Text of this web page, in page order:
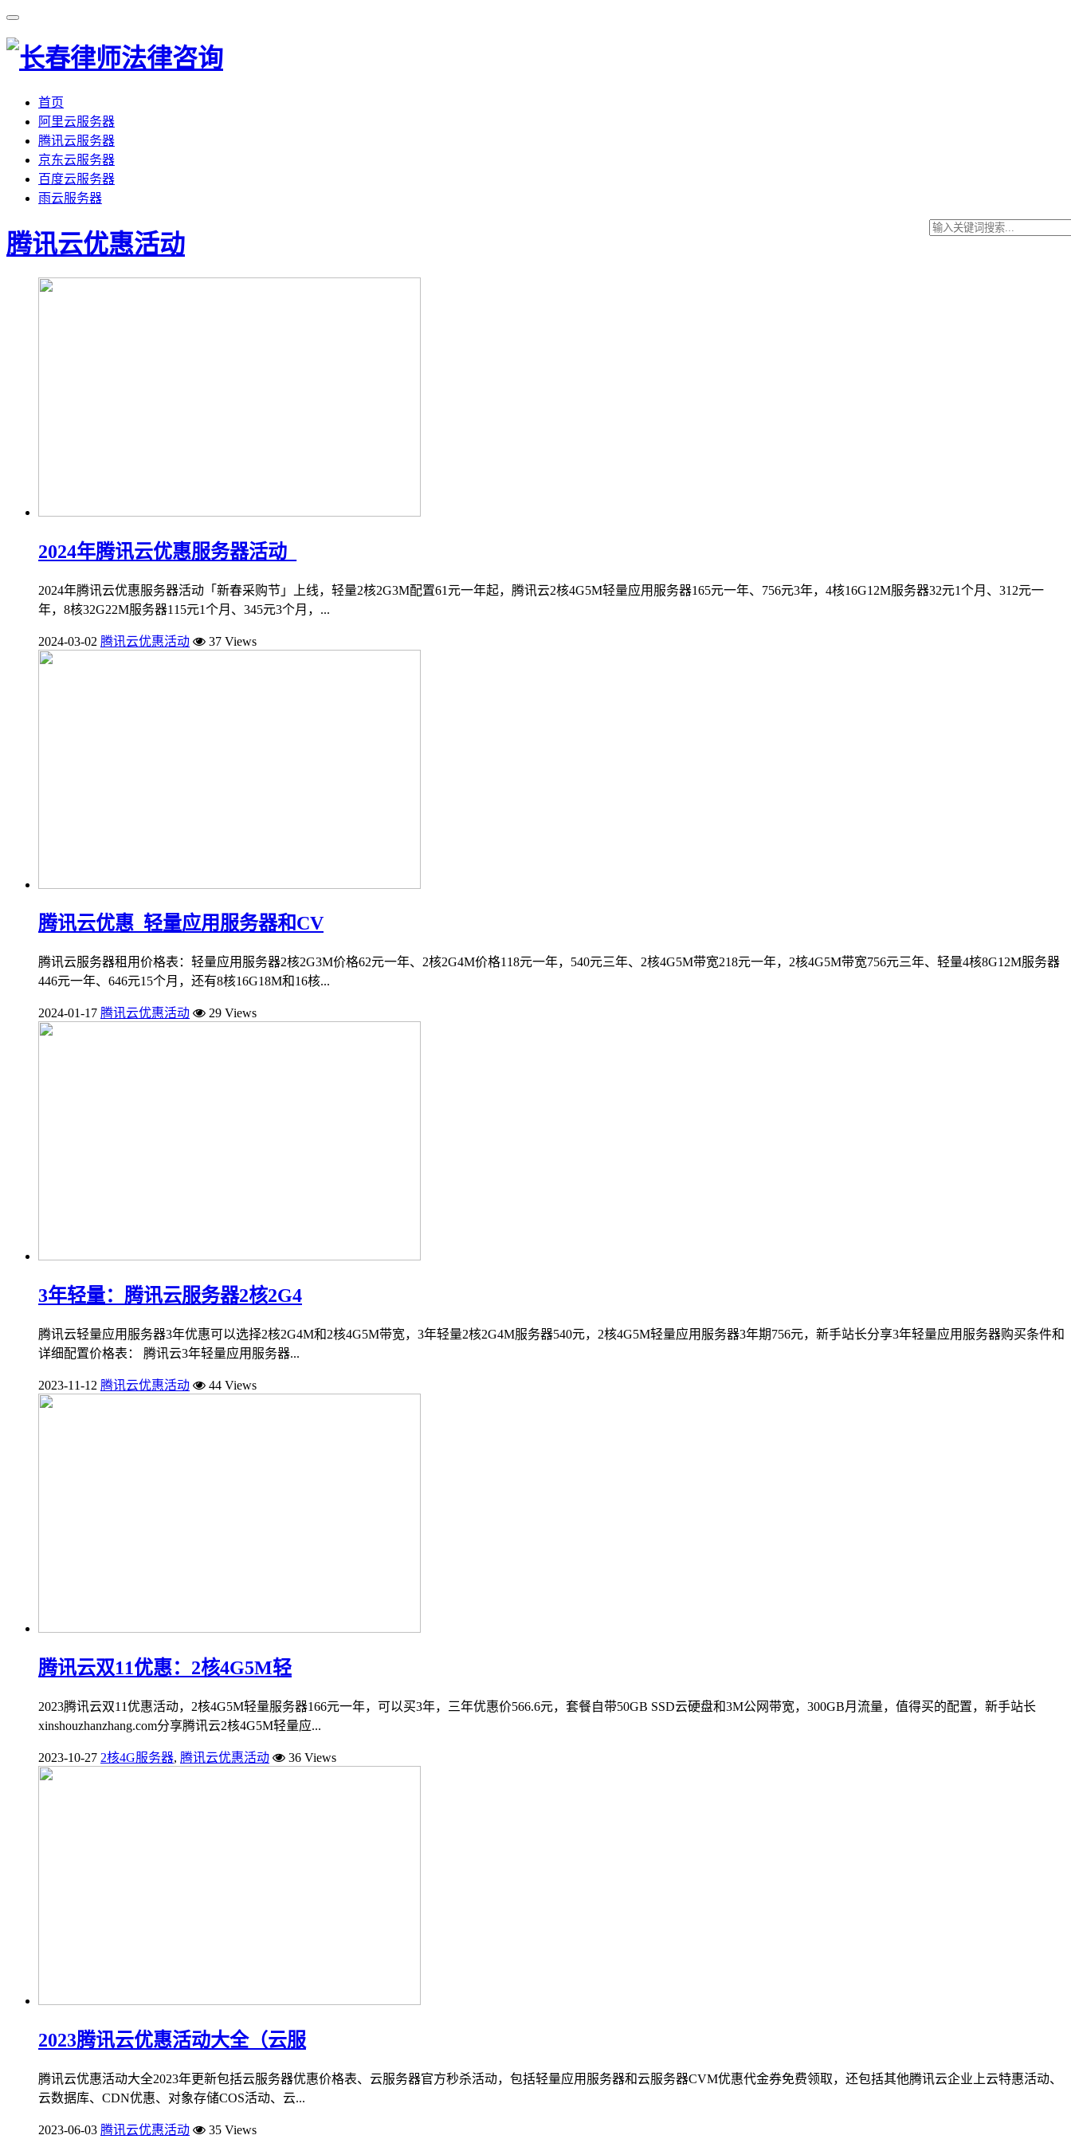
首页
阿里云服务器
腾讯云服务器
京东云服务器
百度云服务器
雨云服务器
腾讯云优惠活动
2024年腾讯云优惠服务器活动_
2024年腾讯云优惠服务器活动「新春采购节」上线，轻量2核2G3M配置61元一年起，腾讯云2核4G5M轻量应用服务器165元一年、756元3年，4核16G12M服务器32元1个月、312元一
年，8核32G22M服务器115元1个月、345元3个月，...
2024-03-02 腾讯云优惠活动 37 Views
腾讯云优惠_轻量应用服务器和CV
腾讯云服务器租用价格表：轻量应用服务器2核2G3M价格62元一年、2核2G4M价格118元一年，540元三年、2核4G5M带宽218元一年，2核4G5M带宽756元三年、轻量4核8G12M服务器
446元一年、646元15个月，还有8核16G18M和16核...
2024-01-17 腾讯云优惠活动 29 Views
3年轻量：腾讯云服务器2核2G4
腾讯云轻量应用服务器3年优惠可以选择2核2G4M和2核4G5M带宽，3年轻量2核2G4M服务器540元，2核4G5M轻量应用服务器3年期756元，新手站长分享3年轻量应用服务器购买条件和
详细配置价格表： 腾讯云3年轻量应用服务器...
2023-11-12 腾讯云优惠活动 44 Views
腾讯云双11优惠：2核4G5M轻
2023腾讯云双11优惠活动，2核4G5M轻量服务器166元一年，可以买3年，三年优惠价566.6元，套餐自带50GB SSD云硬盘和3M公网带宽，300GB月流量，值得买的配置，新手站长
xinshouzhanzhang.com分享腾讯云2核4G5M轻量应...
2023-10-27 2核4G服务器, 腾讯云优惠活动 36 Views
2023腾讯云优惠活动大全（云服
腾讯云优惠活动大全2023年更新包括云服务器优惠价格表、云服务器官方秒杀活动，包括轻量应用服务器和云服务器CVM优惠代金券免费领取，还包括其他腾讯云企业上云特惠活动、
云数据库、CDN优惠、对象存储COS活动、云...
2023-06-03 腾讯云优惠活动 35 Views